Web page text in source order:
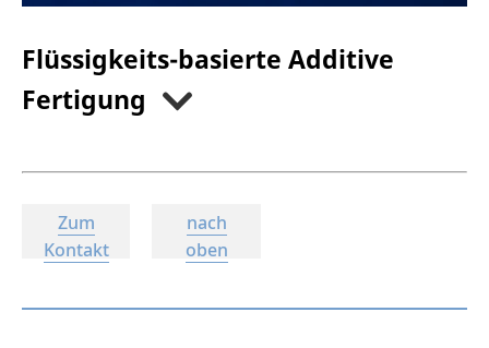
Flüssigkeits-basierte Additive
Fertigung
Zum
Kontakt
nach
oben